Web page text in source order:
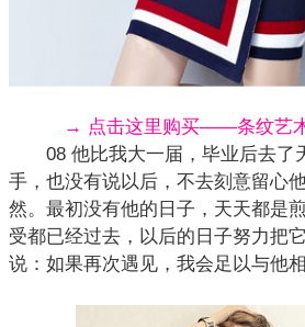
→ 点击这里购买——条纹艺
08 他比我大一届，毕业后去了
手，也没有说以后，不去刻意留心
然。最初没有他的日子，天天都是
受都已经过去，以后的日子努力把
说：如果再次遇见，我会足以与他